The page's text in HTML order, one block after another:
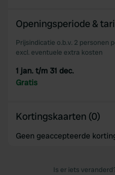
provided to them or that
of their services.
Openingsperiode &
Prijsindicatie o.b.v. 2 personen
excl. eventuele extra kosten
1 jan. t/m 31 dec.
Gratis
Kortingskaarten (0)
Geen geaccepteerde
Is er iets